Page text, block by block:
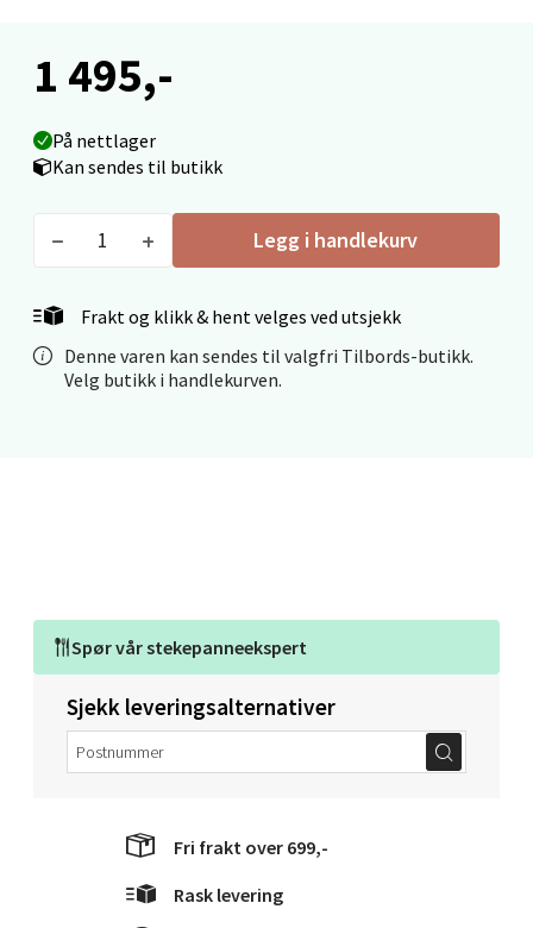
1 495,-
På nettlager
Kan sendes til butikk
Legg i handlekurv
Frakt og klikk & hent velges ved utsjekk
Denne varen kan sendes til valgfri Tilbords-butikk.
Velg butikk i handlekurven.
Spør vårstekepanneekspert
Sjekk leveringsalternativer
Fri frakt over 699,-
Rask levering
Folke Bernadottes vei 52, 5147 Fyllingsdalen
Åpent i dag 10-18
0 i butikk
Oppdal - Aunasenteret
Aunasenteret, Sunndalsvegen 3, 7340 Oppdal
Åpent i dag 10-18
Orkanger - Thon Senter Orkanger
Thon Senter Orkanger, Orkdalsveien 113, 7300
Orkanger
Åpent i dag 09-18
0 i butikk